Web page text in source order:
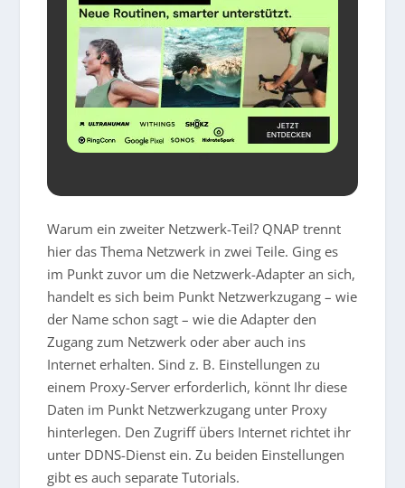
Warum ein zweiter Netzwerk-Teil? QNAP trennt
hier das Thema Netzwerk in zwei Teile. Ging es
im Punkt zuvor um die Netzwerk-Adapter an sich,
handelt es sich beim Punkt Netzwerkzugang – wie
der Name schon sagt – wie die Adapter den
Zugang zum Netzwerk oder aber auch ins
Internet erhalten. Sind z. B. Einstellungen zu
einem Proxy-Server erforderlich, könnt Ihr diese
Daten im Punkt Netzwerkzugang unter Proxy
hinterlegen. Den Zugriff übers Internet richtet ihr
unter DDNS-Dienst ein. Zu beiden Einstellungen
gibt es auch separate Tutorials.